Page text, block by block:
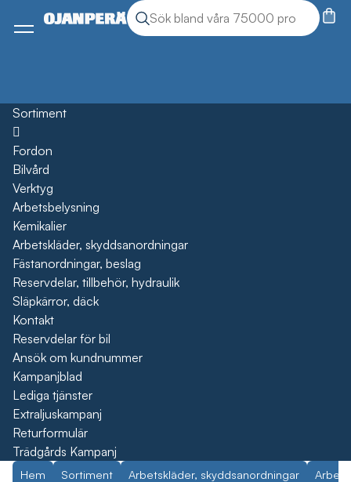
Sök produkter
Sök
Meny
Sortiment
Öppna
Fordon
Bilvård
Verktyg
Arbetsbelysning
Kemikalier
Arbetskläder, skyddsanordningar
Fästanordningar, beslag
Reservdelar, tillbehör, hydraulik
Släpkärror, däck
Kontakt
Reservdelar för bil
Ansök om kundnummer
Kampanjblad
Lediga tjänster
Extraljuskampanj
Returformulär
Trädgårds Kampanj
Hem Sortiment Arbetskläder, skyddsanordningar